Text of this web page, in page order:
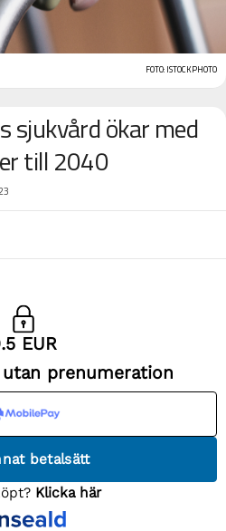
FOTO: ISTOCKPHOTO
sjukvård ökar med
till 2040